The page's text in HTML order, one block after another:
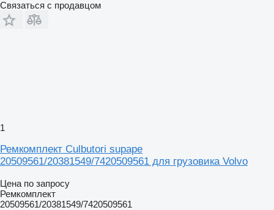
Связаться с продавцом
1
Ремкомплект Culbutori supape
20509561/20381549/7420509561 для грузовика Volvo
Цена по запросу
Ремкомплект
20509561/20381549/7420509561